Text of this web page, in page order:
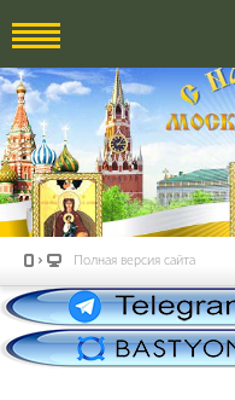
Полная версия сайта